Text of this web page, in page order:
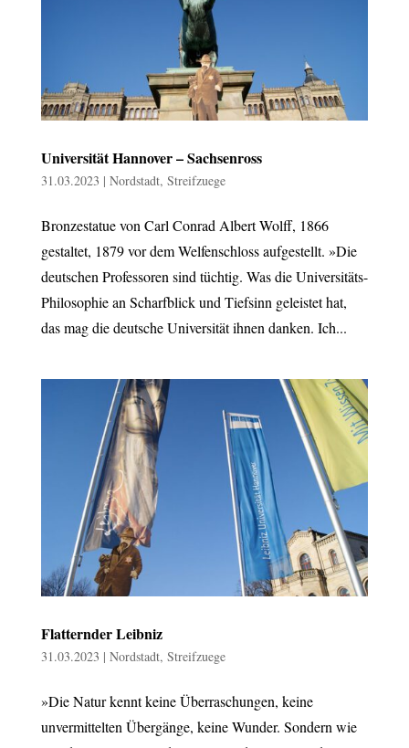
Universität Hannover – Sachsenross
31.03.2023 | Nordstadt, Streifzuege
Bronzestatue von Carl Conrad Albert Wolff, 1866
gestaltet, 1879 vor dem Welfenschloss aufgestellt. »Die
deutschen Professoren sind tüchtig. Was die Universitäts-
Philosophie an Scharfblick und Tiefsinn geleistet hat,
das mag die deutsche Universität ihnen danken. Ich...
Flatternder Leibniz
31.03.2023 | Nordstadt, Streifzuege
»Die Natur kennt keine Überraschungen, keine
unvermittelten Übergänge, keine Wunder. Sondern wie